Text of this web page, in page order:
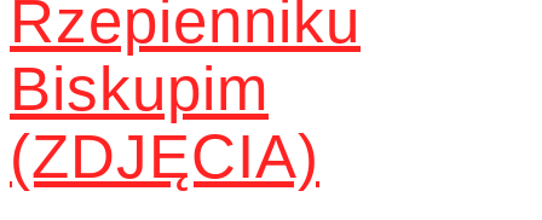
Rzepienniku
Biskupim
(ZDJĘCIA)